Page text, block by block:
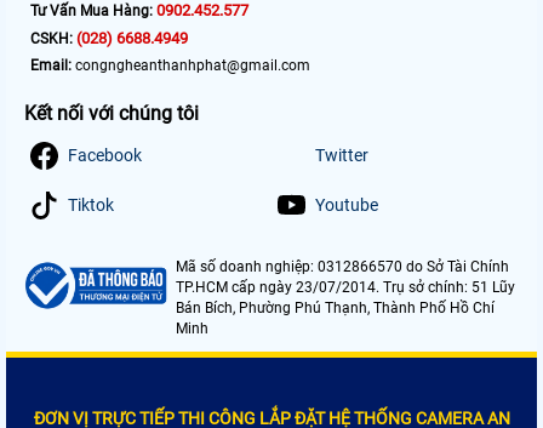
Tư Vấn Mua Hàng: 0902.452.577
CSKH: (028) 6688.4949
Email: congngheanthanhphat@gmail.com
Kết nối với chúng tôi
Facebook Twitter
Tiktok Youtube
Mã số doanh nghiệp: 0312866570 do Sở Tài Chính
TP.HCM cấp ngày 23/07/2014. Trụ sở chính: 51 Lũy
Bán Bích, Phường Phú Thạnh, Thành Phố Hồ Chí
Minh
ĐƠN VỊ TRỰC TIẾP THI CÔNG LẮP ĐẶT HỆ THỐNG CAMERA AN